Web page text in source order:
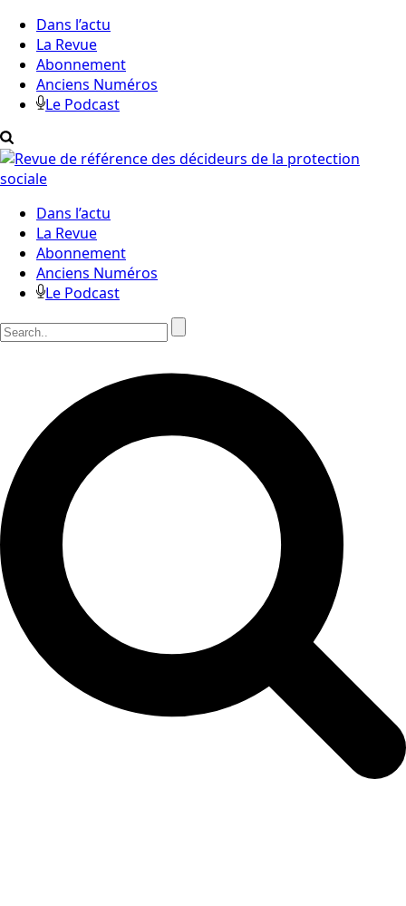
Dans l’actu
La Revue
Abonnement
Anciens Numéros
Le Podcast
Dans l’actu
La Revue
Abonnement
Anciens Numéros
Le Podcast